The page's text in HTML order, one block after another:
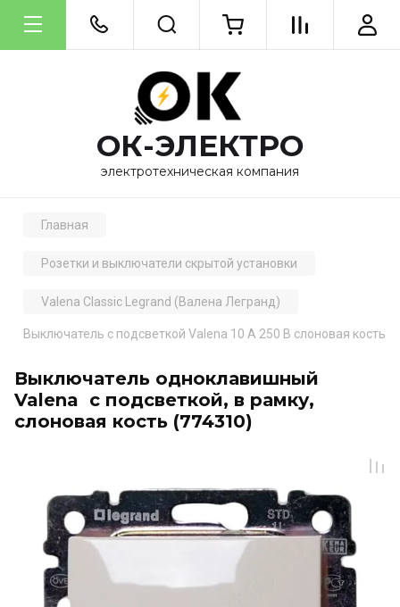
ОК-ЭЛЕКТРО
электротехническая компания
Главная
Розетки и выключатели скрытой установки
Valena Classic Legrand (Валена Легранд)
Выключатель с подсветкой Valena 10 A 250 В слоновая кость
Выключатель одноклавишный
Valena с подсветкой, в рамку,
слоновая кость (774310)